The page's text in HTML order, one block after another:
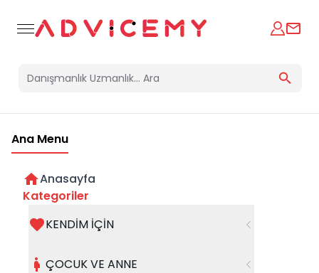
Ana Menu
Anasayfa
Kategoriler
KENDİM İÇİN
ÇOCUK VE ANNE